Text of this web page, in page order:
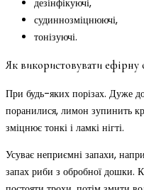
судиннозміцнюючі,
тонізуючі.
Як використовувати ефірну
При будь-яких порізах. Дуже
поранилися, лимон зупинить
зміцнює тонкі і ламкі нігті.
Усуває неприємні запахи,
запах риби з обробної дошки.